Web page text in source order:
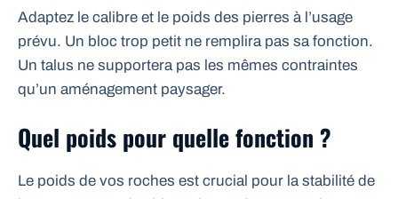
Adaptez le calibre et le poids des pierres à l’usage
prévu. Un bloc trop petit ne remplira pas sa fonction.
Un talus ne supportera pas les mêmes contraintes
qu’un aménagement paysager.
Quel poids pour quelle fonction ?
Le poids de vos roches est crucial pour la stabilité de